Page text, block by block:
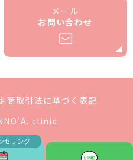
メール
お問い合わせ
商取引法に基づく表記
clinic